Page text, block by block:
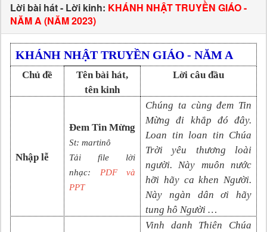
Lời bài hát - Lời kinh: KHÁNH NHẬT TRUYỀN GIÁO -
NĂM A (NĂM 2023)
KHÁNH NHẬT TRUYỀN GIÁO - NĂM A
Chủ đề
Tên bài hát,
tên kinh
Lời câu đầu
Nhập lễ
Đem Tin Mừng
St: martinô
Tải file lời
nhạc: PDF và
PPT
Chúng ta cùng đem Tin
Mừng đi khắp đó đây.
Loan tin loan tin Chúa
Trời yêu thương loài
người. Này muôn nước
hỡi hãy ca khen Người.
Này ngàn dân ơi hãy
tung hô Người …
Vinh danh Thiên Chúa